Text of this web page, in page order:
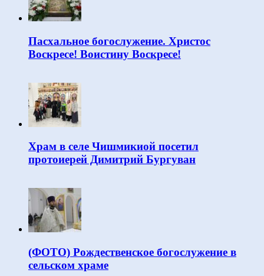
Пасхальное богослужение. Христос
Воскресе! Воистину Воскресе!
Храм в селе Чишмикиой посетил
протоиерей Димитрий Бургуван
(ФОТО) Рождественское богослужение в
сельском храме